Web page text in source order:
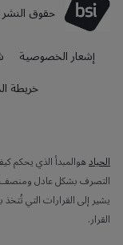
حقوق النشر
إشعار الخصوصية
خريطة
الحيادهوالمبدأ الذي يحكم
التصرف بشكل عادل ومنصف
يشير إلى القرارات التي
القرار.